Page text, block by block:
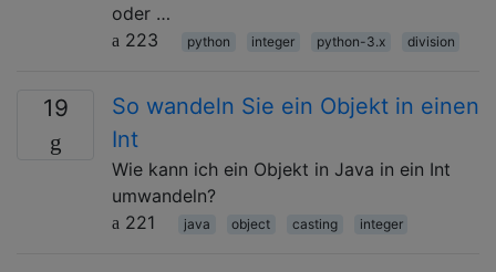
oder …
223
python integer python-3.x division
19
So wandeln Sie ein Objekt in einen
Int
Wie kann ich ein Objekt in Java in ein Int
umwandeln?
221
java object casting integer